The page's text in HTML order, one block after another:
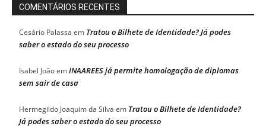
COMENTÁRIOS RECENTES
Cesário Palassa em Tratou o Bilhete de Identidade? Já podes
saber o estado do seu processo
Isabel JoãoemINAAREES já permite homologação de diplomas
sem sair de casa
Hermegildo Joaquim da Silva em Tratou o Bilhete de Identidade?
Já podes saber o estado do seu processo